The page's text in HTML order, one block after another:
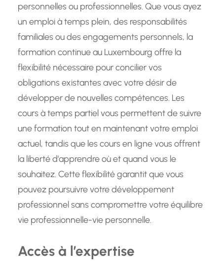
personnelles ou professionnelles. Que vous ayez
un emploi à temps plein, des responsabilités
familiales ou des engagements personnels, la
formation continue au Luxembourg offre la
flexibilité nécessaire pour concilier vos
obligations existantes avec votre désir de
développer de nouvelles compétences. Les
cours à temps partiel vous permettent de suivre
une formation tout en maintenant votre emploi
actuel, tandis que les cours en ligne vous offrent
la liberté d’apprendre où et quand vous le
souhaitez. Cette flexibilité garantit que vous
pouvez poursuivre votre développement
professionnel sans compromettre votre équilibre
vie professionnelle-vie personnelle.
Accès à l’expertise